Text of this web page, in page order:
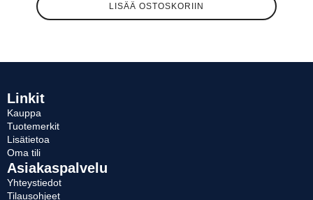
LISÄÄ OSTOSKORIIN
Linkit
Kauppa
Tuotemerkit
Lisätietoa
Oma tili
Asiakaspalvelu
Yhteystiedot
Tilausohjeet